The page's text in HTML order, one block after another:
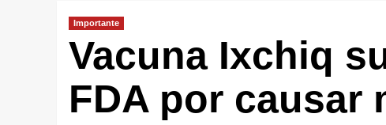
Importante
Vacuna Ixchiq
FDA por causar